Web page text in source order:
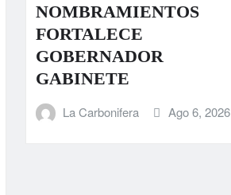
NOMBRAMIENTOS
FORTALECE
GOBERNADOR
GABINETE
La Carbonifera Ago 6, 2026